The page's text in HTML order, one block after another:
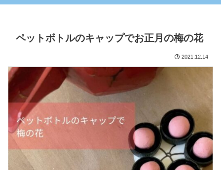
ペットボトルのキャップでお正月の梅の花
2021.12.14